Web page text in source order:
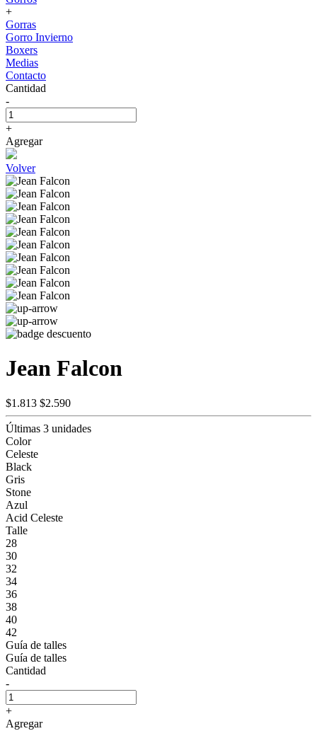
+
Gorras
Gorro Invierno
Boxers
Medias
Contacto
Cantidad
-
+
Agregar
Volver
Jean Falcon
$1.813 $2.590
Últimas 3 unidades
Color
Celeste
Black
Gris
Stone
Azul
Acid Celeste
Talle
28
30
32
34
36
38
40
42
Guía de talles
Guía de talles
Cantidad
-
+
Agregar